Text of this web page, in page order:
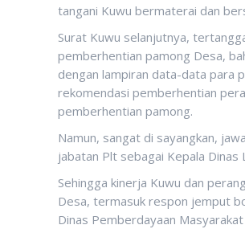
tangani Kuwu bermaterai dan
Surat Kuwu selanjutnya,
pemberhentian pamong Desa,
dengan lampiran data-data para
rekomendasi pemberhentian
pemberhentian pamong.
Namun, sangat di sayangkan,
jabatan Plt sebagai Kepala Dinas
Sehingga kinerja Kuwu dan
Desa, termasuk respon jemput
Dinas Pemberdayaan